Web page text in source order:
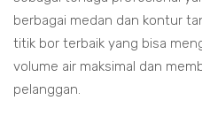
berbagai medan dan kontur
titik bor terbaik yang bisa
volume air maksimal dan
pelanggan.